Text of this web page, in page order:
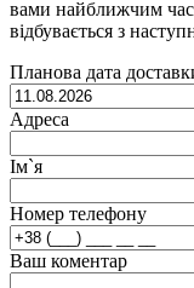
вами найближчим
відбувається з
Планова дата
Адреса
Ім`я
Номер телефону
Ваш коментар